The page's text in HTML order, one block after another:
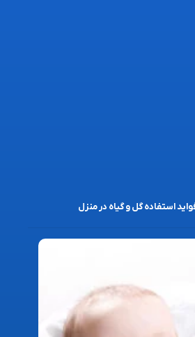
استفاده گل و گیاه در منزل